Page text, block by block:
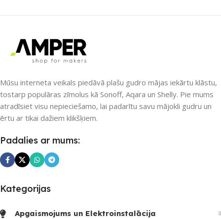
Nē
UZREIZ PIEEJAMAIS
SKAITS
Nē
UZREIZ PIEEJAMAIS
Mūsu interneta veikals piedāvā plašu gudro mājas iekārtu klāstu,
tostarp populāras zīmolus kā Sonoff, Aqara un Shelly. Pie mums
atradīsiet visu nepieciešamo, lai padarītu savu mājokli gudru un
ērtu ar tikai dažiem klikšķiem.
Padalies ar mums:
Kategorijas
Apgaismojums un Elektroinstalācija